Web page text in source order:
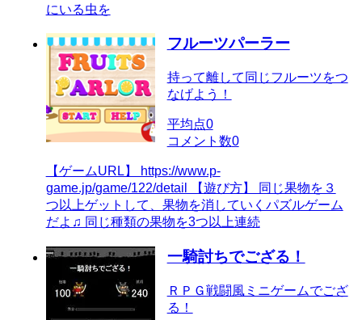
にいる虫を
フルーツパーラー
持って離して同じフルーツをつ
なげよう！
平均点0
コメント数0
【ゲームURL】 https://www.p-
game.jp/game/122/detail 【遊び方】 同じ果物を３
つ以上ゲットして、果物を消していくパズルゲーム
だよ♫ 同じ種類の果物を3つ以上連続
一騎討ちでござる！
ＲＰＧ戦闘風ミニゲームでござ
る！